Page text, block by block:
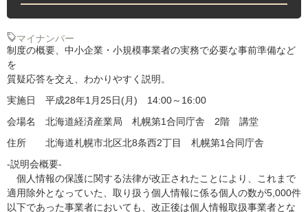
マイナンバー
制度の概要、中小企業・小規模事業者の実務で必要な事前準備など
を
質疑応答を交え、わかりやすく説明。
実施日 平成28年1月25日(月) 14:00～16:00
会場名 北海道経済産業局 札幌第1合同庁舎 2階 講堂
住所 北海道札幌市北区北8条西2丁目 札幌第1合同庁舎
-説明会概要-
個人情報の保護に関する法律が改正されたことにより、これまで
適用除外となっていた、取り扱う個人情報に係る個人の数が5,000件
以下であった事業者においても、改正後は個人情報取扱事業者とな